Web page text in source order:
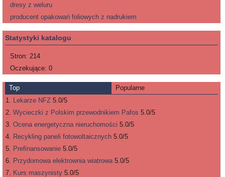
dresy z weluru
producent opakowań foliowych z nadrukiem
Statystyki katalogu
Stron: 214
Oczekujące: 0
Top
Popularne
Lekarze NFZ 5.0/5
Wycieczki z Polskim przewodnikiem Pafos 5.0/5
Ocena energetyczna nieruchomości 5.0/5
Recykling paneli fotowoltaicznych 5.0/5
Prefinansowanie 5.0/5
Przydomowa elektrownia wiatrowa 5.0/5
Kurs maszynisty 5.0/5